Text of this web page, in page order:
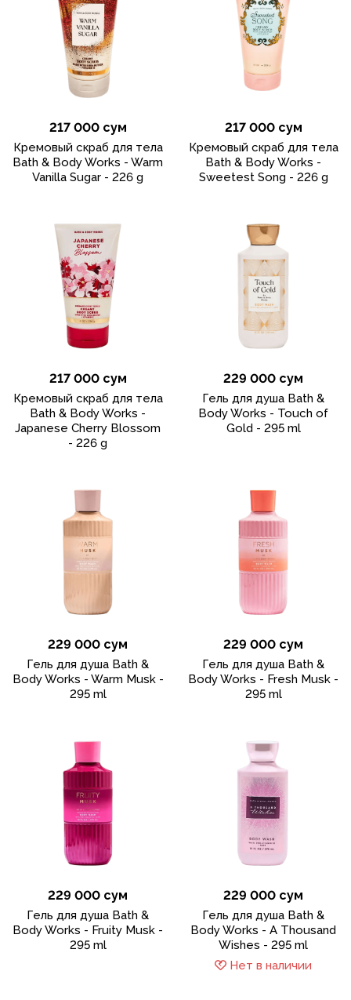
217 000 сум
Кремовый скраб для тела
Bath & Body Works - Warm
Vanilla Sugar - 226 g
217 000 сум
Кремовый скраб для тела
Bath & Body Works -
Sweetest Song - 226 g
217 000 сум
Кремовый скраб для тела
Bath & Body Works -
Japanese Cherry Blossom
- 226 g
229 000 сум
Гель для душа Bath &
Body Works - Touch of
Gold - 295 ml
229 000 сум
Гель для душа Bath &
Body Works - Warm Musk -
295 ml
229 000 сум
Гель для душа Bath &
Body Works - Fresh Musk -
295 ml
229 000 сум
Гель для душа Bath &
Body Works - Fruity Musk -
295 ml
229 000 сум
Гель для душа Bath &
Body Works - A Thousand
Wishes - 295 ml
Нет в наличии